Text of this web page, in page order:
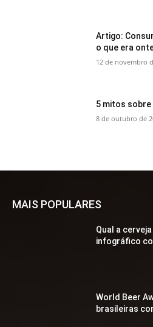
Artigo:
o que era
12 de novembro
5 mitos sobre
8 de outubro de
MAIS POPULARES
Qual a
infográfico
World Beer
brasileiras